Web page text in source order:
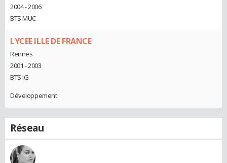
2004 - 2006
BTS MUC
LYCEE ILLE DE FRANCE
Rennes
2001 - 2003
BTS IG
Développement
Réseau